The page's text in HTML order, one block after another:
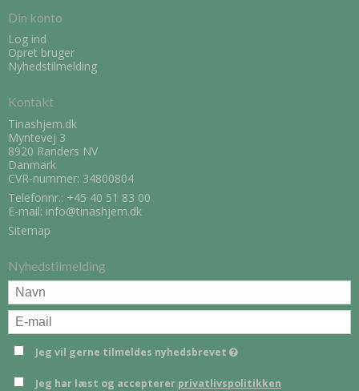
Din konto
Log ind
Opret bruger
Nyhedstilmelding
Kontakt
Tinashjem.dk
Myntevej 3
8920 Randers NV
Danmark
CVR-nummer: 34800804
Telefonnr.: +45 40 51 83 00
E-mail: info@tinashjem.dk
Sitemap
Nyhedstilmelding
Jeg vil gerne tilmeldes nyhedsbrevet
Jeg har læst og accepterer privatlivspolitikken